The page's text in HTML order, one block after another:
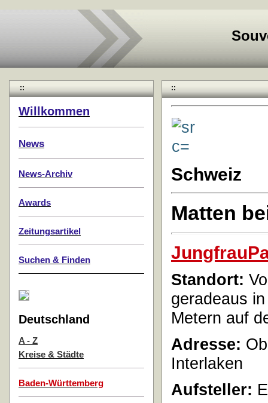
::
Willkommen
News
News-Archiv
Awards
Zeitungsartikel
Suchen & Finden
Deutschland
A - Z
Kreise & Städte
Baden-Württemberg
::
Schweiz
Matten
Standort:
geradeaus
Metern auf
Adresse:
Interlaken
Aufsteller: